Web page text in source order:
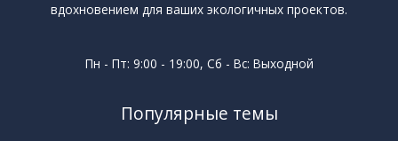
вдохновением для ваших экологичных проектов.
Пн - Пт: 9:00 - 19:00, Сб - Вс: Выходной
Популярные темы